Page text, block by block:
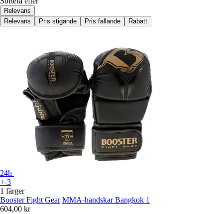
Relevans
Relevans
Pris stigande Pris fallande Rabatt
24h
+-3
1 färger
Booster Fight Gear MMA-handskar Bangkok 1
604,00 kr